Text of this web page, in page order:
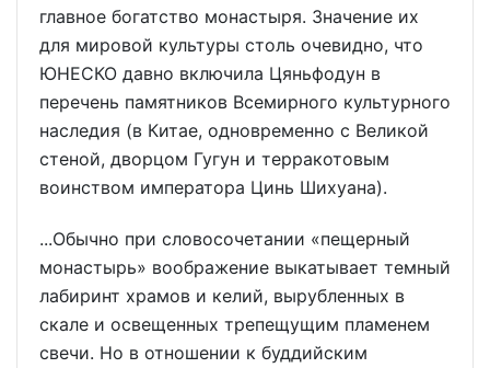
главное богатство монастыря. Значение их
для мировой культуры столь очевидно, что
ЮНЕСКО давно включила Цяньфодун в
перечень памятников Всемирного культурного
наследия (в Китае, одновременно с Великой
стеной, дворцом Гугун и терракотовым
воинством императора Цинь Шихуана).
...Обычно при словосочетании «пещерный
монастырь» воображение выкатывает темный
лабиринт храмов и келий, вырубленных в
скале и освещенных трепещущим пламенем
свечи. Но в отношении к буддийским